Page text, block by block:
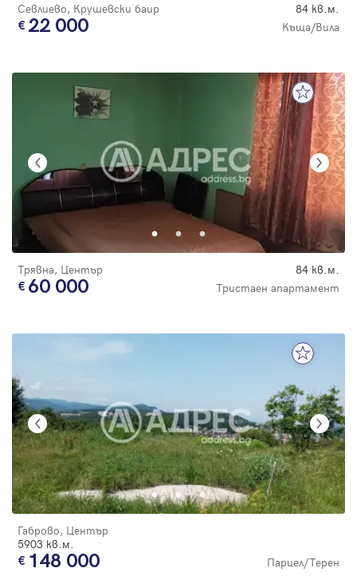
Севлиево, Крушевски баир 84 кв.м.
22 000 Къща/Вила
Трявна, Център 84 кв.м.
60 000 Тристаен апартамент
Габрово, Център
5903 кв.м.
148 000 Парцел/Терен